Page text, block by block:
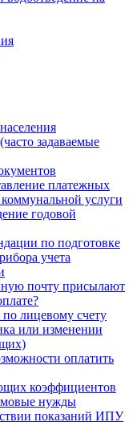
задаваемые
платежных
услуги
годовой
по подготовке
учета
почту присылают
лицевому счету
или изменении
оплатить
коэффициентов
нужды
показаний ИПУ